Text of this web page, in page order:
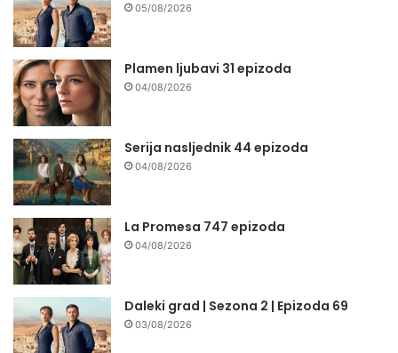
05/08/2026
Plamen ljubavi 31 epizoda
04/08/2026
Serija nasljednik 44 epizoda
04/08/2026
La Promesa 747 epizoda
04/08/2026
Daleki grad | Sezona 2 | Epizoda 69
03/08/2026